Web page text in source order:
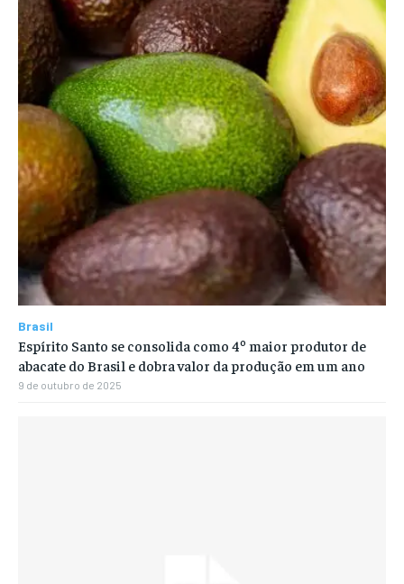
Brasil
Espírito Santo se consolida como 4º maior produtor de
abacate do Brasil e dobra valor da produção em um ano
9 de outubro de 2025